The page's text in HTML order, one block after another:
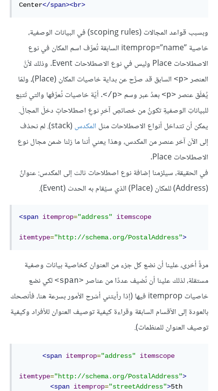
Center</span><br>
وبسبب قواعد المجالات (scoping rules) في البيانات الوصفية،
خاصية itemprop=”name”‎ السابقة تُعرِّف اسم المكان في نوع
الاصطلاحات Place وليس في نوع الاصطلاحات Event. وذلك لأنَّ
العنصر <p>
السابق قد صرَّح عن بداية خاصيات المكان (Place)، ولمّا
يُغلَق عنصر <p> بعدُ عبر وسم <‎/p>
. أيّة خاصيات نُعرِّفها والتي تَتبَع
للبياناتِ الوصفيةِ تكونُ من خصائصِ آخرِ نوعِ اصطلاحاتٍ دخلَ المجالَ.
يمكن أن تتداخل أنواع الاصطلاحات مثل المكدس
(stack). لم نحذف
إلى الآن آخر عنصر من المكدس، وهذا يعني أننا ما زلنا ضمن مجال نوع
الاصطلاحات Place.
في الحقيقة، سيلزمنا إضافة نوع اصطلاحات ثالث إلى المكدس: عنوانٌ
(Address) للمكان (Place) الذي سيُقام به الحدث (Event).
<span itemprop="address" itemscope
itemtype="http://schema.org/PostalAddress">
مرةً أخرى، علينا أن نضع كل جزء من العنوان كخاصية بيانات وصفية
مستقلة، لذلك علينا أن نُضيف عددًا من عناصر <span>
لكي نضع
خاصيات itemprop فيها (إذا رأيتني أشرح الأمور بسرعة هنا، فأنصحك
بالعودة إلى الأقسام السابقة وقراءة كيفية توصيف العنوان للأفراد وكيفية
توصيف العنوان للمنظمات).
<span itemprop="address" itemscope
itemtype="http://schema.org/PostalAddress">
<span itemprop="streetAddress">5th